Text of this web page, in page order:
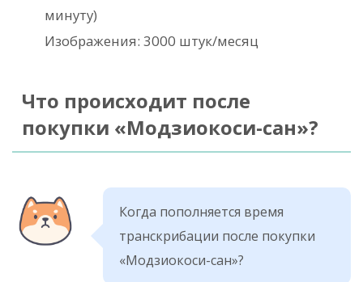
минуту)
Изображения: 3000 штук/месяц
Что происходит после
покупки «Модзиокоси-сан»?
Когда пополняется время
транскрибации после покупки
«Модзиокоси-сан»?